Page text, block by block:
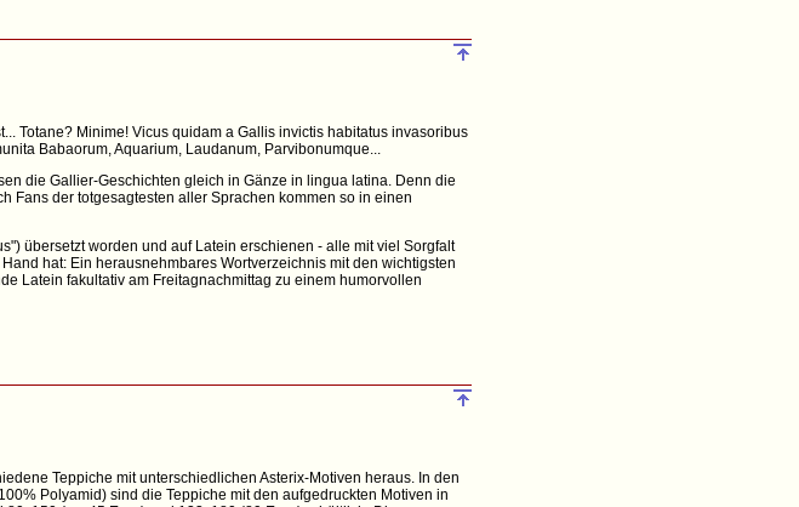
Totane? Minime! Vicus quidam a Gallis invictis habitatus invasoribus
Babaorum, Aquarium, Laudanum, Parvibonumque...
die Gallier-Geschichten gleich in Gänze in lingua latina. Denn die
Fans der totgesagtesten aller Sprachen kommen so in einen
übersetzt worden und auf Latein erschienen - alle mit viel Sorgfalt
hat: Ein herausnehmbares Wortverzeichnis mit den wichtigsten
Latein fakultativ am Freitagnachmittag zu einem humorvollen
Teppiche mit unterschiedlichen Asterix-Motiven heraus. In den
Polyamid) sind die Teppiche mit den aufgedruckten Motiven in